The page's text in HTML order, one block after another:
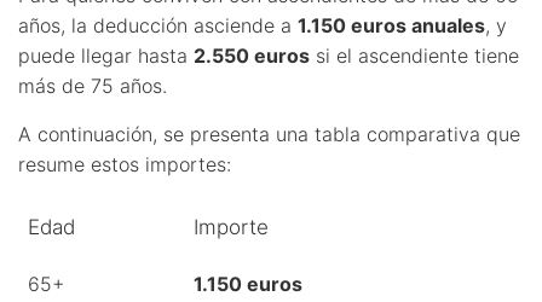
años, la deducción asciende a 1.150 euros anuales, y
puede llegar hasta 2.550 euros si el ascendiente tiene
más de 75 años.
A continuación, se presenta una tabla comparativa que
resume estos importes:
Edad Importe
65+ 1.150 euros